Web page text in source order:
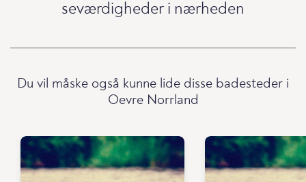
seværdigheder i nærheden
Du vil måske også kunne lide disse badesteder i
Oevre Norrland